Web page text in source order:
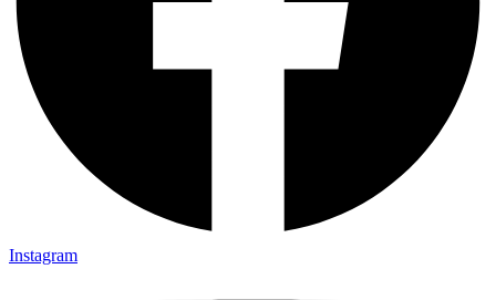
Instagram